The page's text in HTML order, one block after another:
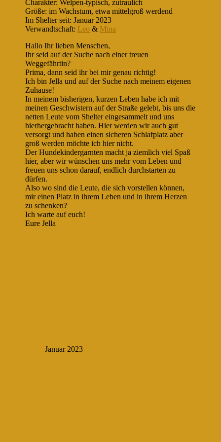
Charakter: Welpen-typisch, zutraulich
Größe: im Wachstum, etwa mittelgroß werdend
Im Shelter seit: Januar 2023
Verwandtschaft: Leo & Mina
Hallo Ihr lieben Menschen,
Ihr seid auf der Suche nach einer treuen
Weggefährtin?
Prima, dann seid ihr bei mir genau richtig!
Ich bin Jella und auf der Suche nach meinem eigenen
Zuhause!
In meinem bisherigen, kurzen Leben habe ich mit
meinen Geschwistern auf der Straße gelebt, bis uns die
netten Leute vom Shelter eingesammelt und uns
hierhergebracht haben. Hier werden wir auch gut
versorgt und haben einen sicheren Schlafplatz aber
groß werden möchte ich hier nicht.
Der Hundekindergarnten macht ja ziemlich viel Spaß
hier, aber wir wünschen uns mehr vom Leben und
freuen uns schon darauf, endlich durchstarten zu
dürfen.
Also wo sind die Leute, die sich vorstellen können,
mir einen Platz in ihrem Leben und in ihrem Herzen
zu schenken?
Ich warte auf euch!
Eure Jella
Januar 2023